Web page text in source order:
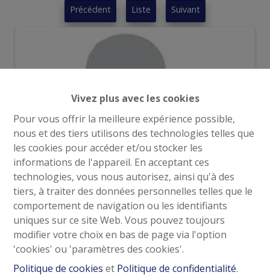
Vivez plus avec les cookies
Pour vous offrir la meilleure expérience possible,
nous et des tiers utilisons des technologies telles que
les cookies pour accéder et/ou stocker les
informations de l'appareil. En acceptant ces
technologies, vous nous autorisez, ainsi qu'à des
tiers, à traiter des données personnelles telles que le
comportement de navigation ou les identifiants
uniques sur ce site Web. Vous pouvez toujours
modifier votre choix en bas de page via l'option
'cookies' ou 'paramètres des cookies'.
Politique de cookies et Politique de confidentialité.
Précédent Liste Suivant
Demande d'informations
100 m²